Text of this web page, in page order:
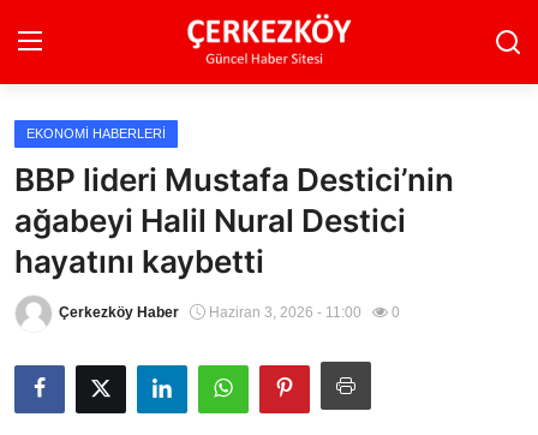
Ana Sayfa
Son Dakika
Ekonomi Haberleri
Magazin Haberleri
Spor Haberleri
EKONOMI HABERLERI
BBP lideri Mustafa Destici’nin
ağabeyi Halil Nural Destici
hayatını kaybetti
Çerkezköy Haber Haziran 3, 2026 - 11:00 0